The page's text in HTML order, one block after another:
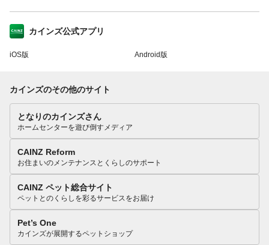
カインズ公式アプリ
iOS版 Android版
カインズのその他のサイト
となりのカインズさん
ホームセンターを遊び倒すメディア
CAINZ Reform
お住まいのメンテナンスとくらしのサポート
CAINZ ペット総合サイト
ペットとのくらしを彩るサービスをお届け
Pet’s One
カインズが展開するペットショップ